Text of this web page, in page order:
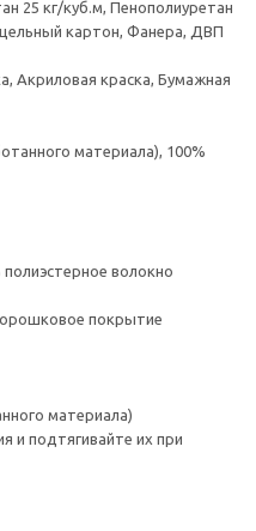
25 кг/куб.м, Пенополиуретан
картон, Фанера, ДВП
Акриловая краска, Бумажная
материала), 100%
волокно
покрытие
материала)
и подтягивайте их при